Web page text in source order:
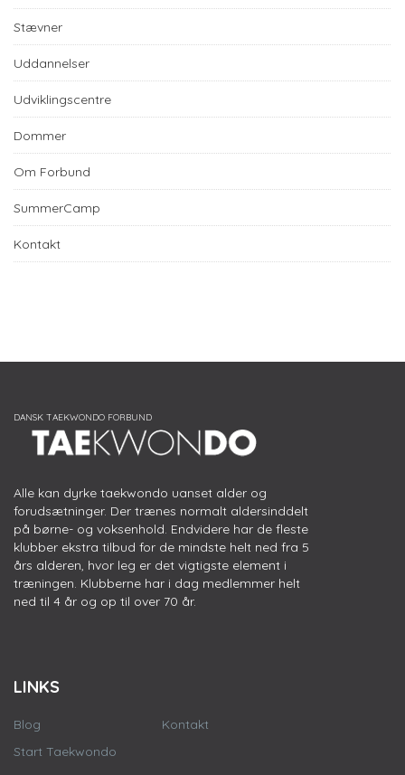
Stævner
Uddannelser
Udviklingscentre
Dommer
Om Forbund
SummerCamp
Kontakt
Alle kan dyrke taekwondo uanset alder og
forudsætninger. Der trænes normalt aldersinddelt
på børne- og voksenhold. Endvidere har de fleste
klubber ekstra tilbud for de mindste helt ned fra 5
års alderen, hvor leg er det vigtigste element i
træningen. Klubberne har i dag medlemmer helt
ned til 4 år og op til over 70 år.
LINKS
Blog
Start Taekwondo
Kontakt